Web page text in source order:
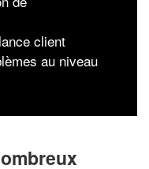
client
au niveau